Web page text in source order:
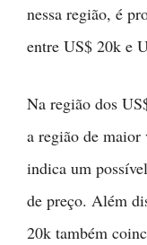
nessa região, é
entre US$ 20k e
Na região dos
a região de maior
indica um
de preço. Além
20k também